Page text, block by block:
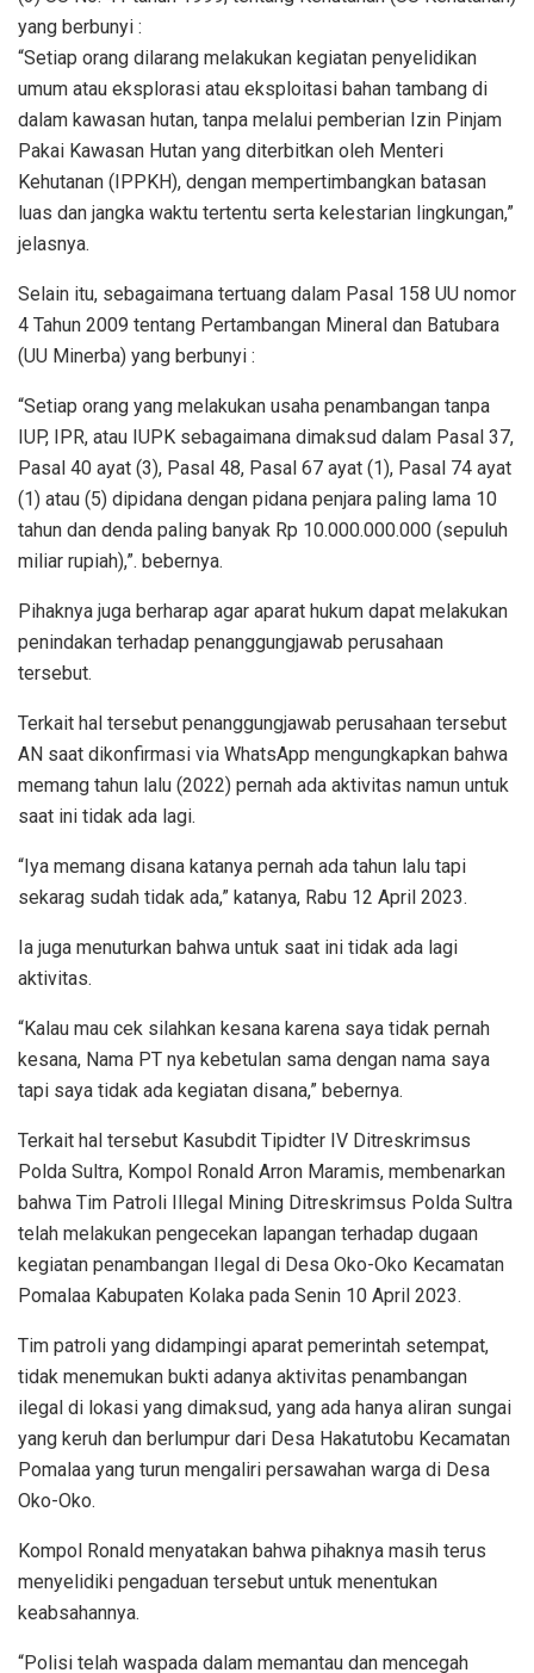
yang berbunyi :
“Setiap orang dilarang melakukan kegiatan penyelidikan
umum atau eksplorasi atau eksploitasi bahan tambang di
dalam kawasan hutan, tanpa melalui pemberian Izin Pinjam
Pakai Kawasan Hutan yang diterbitkan oleh Menteri
Kehutanan (IPPKH), dengan mempertimbangkan batasan
luas dan jangka waktu tertentu serta kelestarian lingkungan,”
jelasnya.
Selain itu, sebagaimana tertuang dalam Pasal 158 UU nomor
4 Tahun 2009 tentang Pertambangan Mineral dan Batubara
(UU Minerba) yang berbunyi :
“Setiap orang yang melakukan usaha penambangan tanpa
IUP, IPR, atau IUPK sebagaimana dimaksud dalam Pasal 37,
Pasal 40 ayat (3), Pasal 48, Pasal 67 ayat (1), Pasal 74 ayat
(1) atau (5) dipidana dengan pidana penjara paling lama 10
tahun dan denda paling banyak Rp 10.000.000.000 (sepuluh
miliar rupiah),”. bebernya.
Pihaknya juga berharap agar aparat hukum dapat melakukan
penindakan terhadap penanggungjawab perusahaan
tersebut.
Terkait hal tersebut penanggungjawab perusahaan tersebut
AN saat dikonfirmasi via WhatsApp mengungkapkan bahwa
memang tahun lalu (2022) pernah ada aktivitas namun untuk
saat ini tidak ada lagi.
“Iya memang disana katanya pernah ada tahun lalu tapi
sekarag sudah tidak ada,” katanya, Rabu 12 April 2023.
Ia juga menuturkan bahwa untuk saat ini tidak ada lagi
aktivitas.
“Kalau mau cek silahkan kesana karena saya tidak pernah
kesana, Nama PT nya kebetulan sama dengan nama saya
tapi saya tidak ada kegiatan disana,” bebernya.
Terkait hal tersebut Kasubdit Tipidter IV Ditreskrimsus
Polda Sultra, Kompol Ronald Arron Maramis, membenarkan
bahwa Tim Patroli Illegal Mining Ditreskrimsus Polda Sultra
telah melakukan pengecekan lapangan terhadap dugaan
kegiatan penambangan Ilegal di Desa Oko-Oko Kecamatan
Pomalaa Kabupaten Kolaka pada Senin 10 April 2023.
Tim patroli yang didampingi aparat pemerintah setempat,
tidak menemukan bukti adanya aktivitas penambangan
ilegal di lokasi yang dimaksud, yang ada hanya aliran sungai
yang keruh dan berlumpur dari Desa Hakatutobu Kecamatan
Pomalaa yang turun mengaliri persawahan warga di Desa
Oko-Oko.
Kompol Ronald menyatakan bahwa pihaknya masih terus
menyelidiki pengaduan tersebut untuk menentukan
keabsahannya.
“Polisi telah waspada dalam memantau dan mencegah